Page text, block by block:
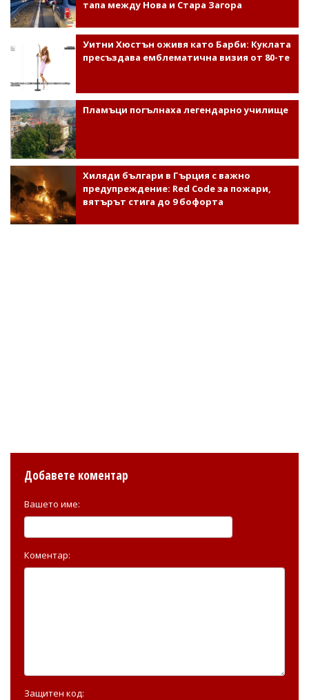
тапа между Нова и Стара Загора
Уитни Хюстън оживя като Барби: Куклата
пресъздава емблематична визия от 80-те
Пламъци погълнаха легендарно училище
Хиляди българи в Гърция с важно
предупреждение: Red Code за пожари,
вятърът стига до 9 бофорта
Добавете коментар
Вашето име:
Коментар:
Защитен код: